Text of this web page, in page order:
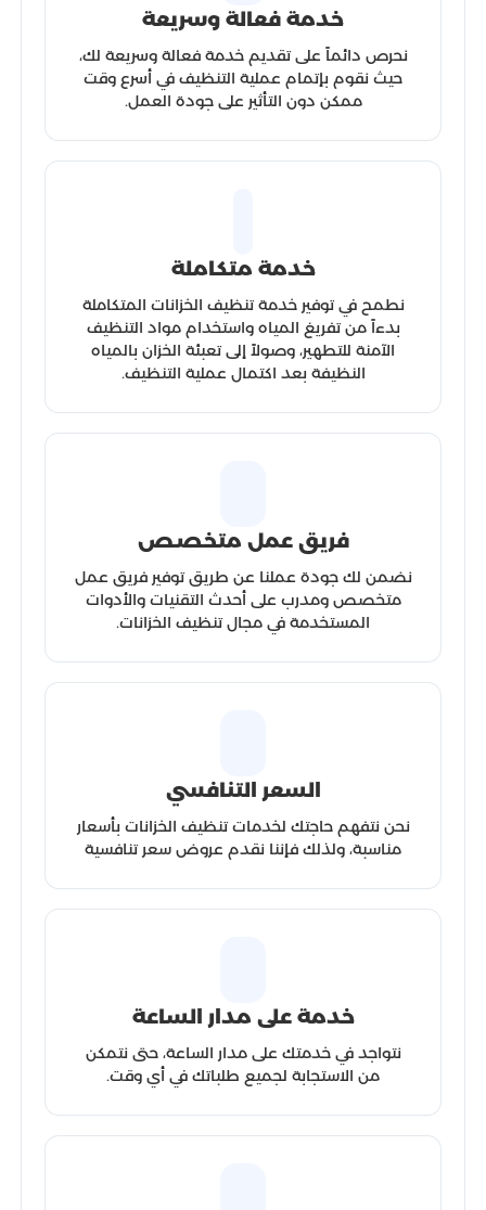
خدمة فعالة وسريعة
نحرص دائماً على تقديم خدمة فعالة وسريعة لك،
حيث نقوم بإتمام عملية التنظيف في أسرع وقت
ممكن دون التأثير على جودة العمل.
خدمة متكاملة
نطمح في توفير خدمة تنظيف الخزانات المتكاملة
بدءاً من تفريغ المياه واستخدام مواد التنظيف
الآمنة للتطهير، وصولاً إلى تعبئة الخزان بالمياه
النظيفة بعد اكتمال عملية التنظيف.
فريق عمل متخصص
نضمن لك جودة عملنا عن طريق توفير فريق عمل
متخصص ومدرب على أحدث التقنيات والأدوات
المستخدمة في مجال تنظيف الخزانات.
السعر التنافسي
نحن نتفهم حاجتك لخدمات تنظيف الخزانات بأسعار
مناسبة، ولذلك فإننا نقدم عروض سعر تنافسية
خدمة على مدار الساعة
نتواجد في خدمتك على مدار الساعة، حتى نتمكن
من الاستجابة لجميع طلباتك في أي وقت.